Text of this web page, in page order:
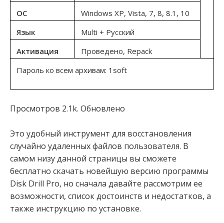
OC
Windows XP, Vista, 7, 8, 8.1, 10
Язык
Multi + Русский
Активация
Проведено, Repack
Пароль ко всем архивам: 1soft
Просмотров 2.1k. Обновлено
Это удобный инструмент для восстановления
случайно удаленных файлов пользователя. В
самом низу данной страницы вы сможете
бесплатно скачать новейшую версию программы
Disk Drill Pro, но сначала давайте рассмотрим ее
возможности, список достоинств и недостатков, а
также инструкцию по установке.